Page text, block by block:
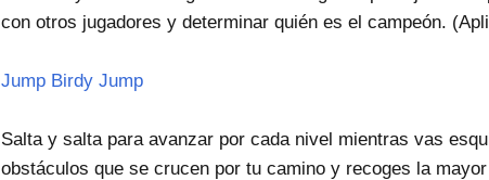
con otros jugadores y determinar quién es el campeón.
Jump Birdy Jump
Salta y salta para avanzar por cada nivel mientras vas
obstáculos que se crucen por tu camino y recoges la